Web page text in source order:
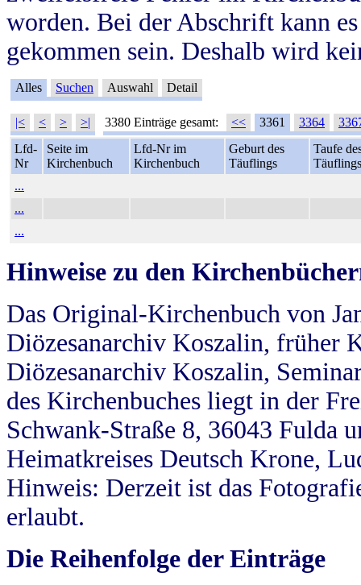
worden. Bei der Abschrift kann
gekommen sein. Deshalb wird
Alles Suchen Auswahl Detail
|< < > >| 3380 Einträge gesamt: << 3361 3364
Lfd-
Nr
Seite im
Kirchenbuch
Lfd-Nr im
Kirchenbuch
Geburt des
Täuflings
Taufe
Täuflings
...
...
...
Hinweise zu den
Das Original-Kirchenbuch von
Diözesanarchiv Koszalin, früher
Diözesanarchiv Koszalin,
des Kirchenbuches liegt in der
Schwank-Straße 8, 36043 Fulda
Heimatkreises Deutsch Krone,
Hinweis: Derzeit ist das
erlaubt.
Die Reihenfolge der Einträge